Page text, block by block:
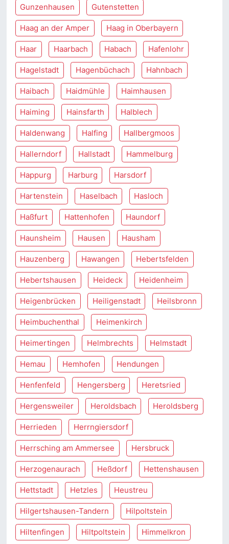
Gunzenhausen Gutenstetten
Haag an der Amper Haag in Oberbayern
Haar Haarbach Habach Hafenlohr
Hagelstadt Hagenbüchach Hahnbach
Haibach Haidmühle Haimhausen
Haiming Hainsfarth Halblech
Haldenwang Halfing Hallbergmoos
Hallerndorf Hallstadt Hammelburg
Happurg Harburg Harsdorf
Hartenstein Haselbach Hasloch
Haßfurt Hattenhofen Haundorf
Haunsheim Hausen Hausham
Hauzenberg Hawangen Hebertsfelden
Hebertshausen Heideck Heidenheim
Heigenbrücken Heiligenstadt Heilsbronn
Heimbuchenthal Heimenkirch
Heimertingen Helmbrechts Helmstadt
Hemau Hemhofen Hendungen
Henfenfeld Hengersberg Heretsried
Hergensweiler Heroldsbach Heroldsberg
Herrieden Herrngiersdorf
Herrsching am Ammersee Hersbruck
Herzogenaurach Heßdorf Hettenshausen
Hettstadt Hetzles Heustreu
Hilgertshausen-Tandern Hilpoltstein
Hiltenfingen Hiltpoltstein Himmelkron